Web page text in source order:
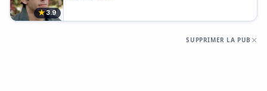
★3.9
SUPPRIMER LA PUB